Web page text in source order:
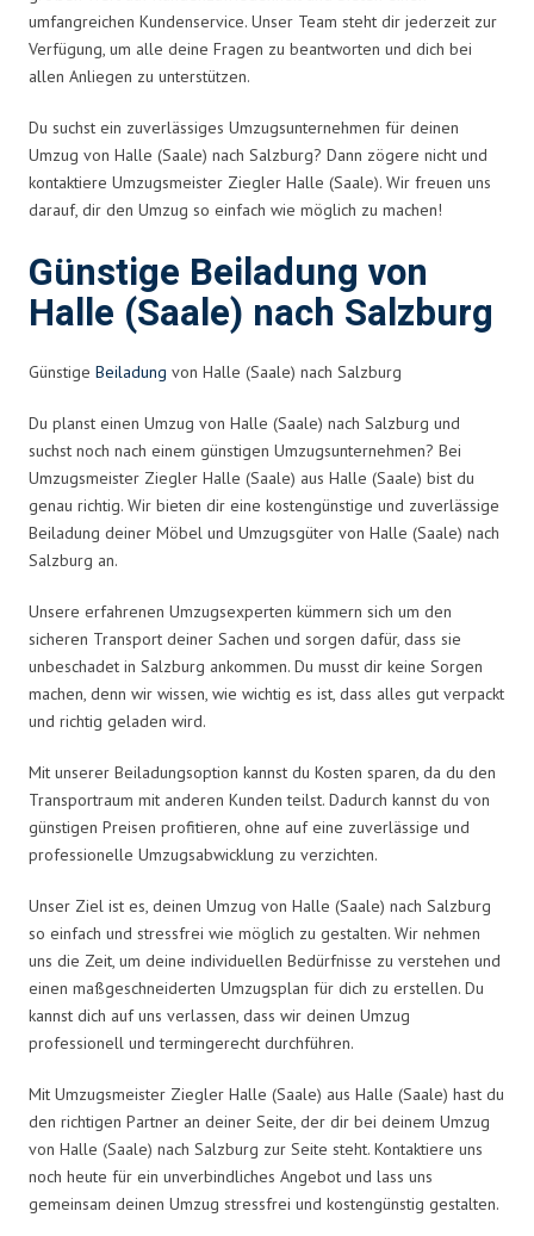
umfangreichen Kundenservice. Unser Team steht dir jederzeit zur
Verfügung, um alle deine Fragen zu beantworten und dich bei
allen Anliegen zu unterstützen.
Du suchst ein zuverlässiges Umzugsunternehmen für deinen
Umzug von Halle (Saale) nach Salzburg? Dann zögere nicht und
kontaktiere Umzugsmeister Ziegler Halle (Saale). Wir freuen uns
darauf, dir den Umzug so einfach wie möglich zu machen!
Günstige Beiladung von
Halle (Saale) nach Salzburg
Günstige Beiladung von Halle (Saale) nach Salzburg
Du planst einen Umzug von Halle (Saale) nach Salzburg und
suchst noch nach einem günstigen Umzugsunternehmen? Bei
Umzugsmeister Ziegler Halle (Saale) aus Halle (Saale) bist du
genau richtig. Wir bieten dir eine kostengünstige und zuverlässige
Beiladung deiner Möbel und Umzugsgüter von Halle (Saale) nach
Salzburg an.
Unsere erfahrenen Umzugsexperten kümmern sich um den
sicheren Transport deiner Sachen und sorgen dafür, dass sie
unbeschadet in Salzburg ankommen. Du musst dir keine Sorgen
machen, denn wir wissen, wie wichtig es ist, dass alles gut verpackt
und richtig geladen wird.
Mit unserer Beiladungsoption kannst du Kosten sparen, da du den
Transportraum mit anderen Kunden teilst. Dadurch kannst du von
günstigen Preisen profitieren, ohne auf eine zuverlässige und
professionelle Umzugsabwicklung zu verzichten.
Unser Ziel ist es, deinen Umzug von Halle (Saale) nach Salzburg
so einfach und stressfrei wie möglich zu gestalten. Wir nehmen
uns die Zeit, um deine individuellen Bedürfnisse zu verstehen und
einen maßgeschneiderten Umzugsplan für dich zu erstellen. Du
kannst dich auf uns verlassen, dass wir deinen Umzug
professionell und termingerecht durchführen.
Mit Umzugsmeister Ziegler Halle (Saale) aus Halle (Saale) hast du
den richtigen Partner an deiner Seite, der dir bei deinem Umzug
von Halle (Saale) nach Salzburg zur Seite steht. Kontaktiere uns
noch heute für ein unverbindliches Angebot und lass uns
gemeinsam deinen Umzug stressfrei und kostengünstig gestalten.